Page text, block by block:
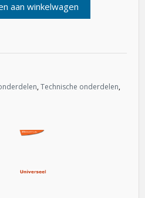
aan winkelwagen
,Technische onderdelen,